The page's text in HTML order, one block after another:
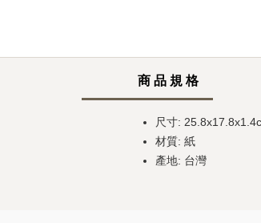
商 品 規 格
尺寸:
材質: 紙
產地: 台灣